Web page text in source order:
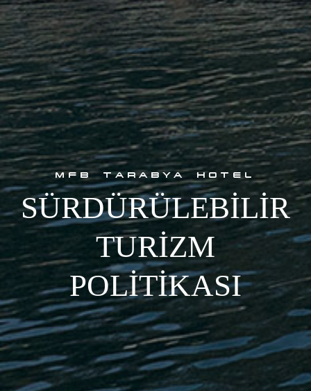
MFB TARABYA HOTEL
SÜRDÜRÜLEBİLİR
TURİZM
POLİTİKASI